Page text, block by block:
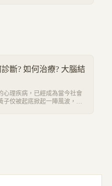
斷? 如何治療? 大腦結
心理疾病，已經成為當今社會
佼被起底掀起一陣風波，發